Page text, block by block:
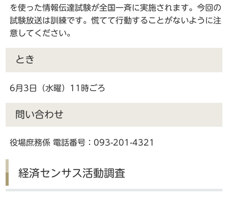
を使った情報伝達試験が全国一斉に実施されます。今回の
試験放送は訓練です。慌てて行動することがないように注
意してください。
とき
6月3日（水曜）11時ごろ
問い合わせ
役場庶務係 電話番号：093-201-4321
経済センサス活動調査